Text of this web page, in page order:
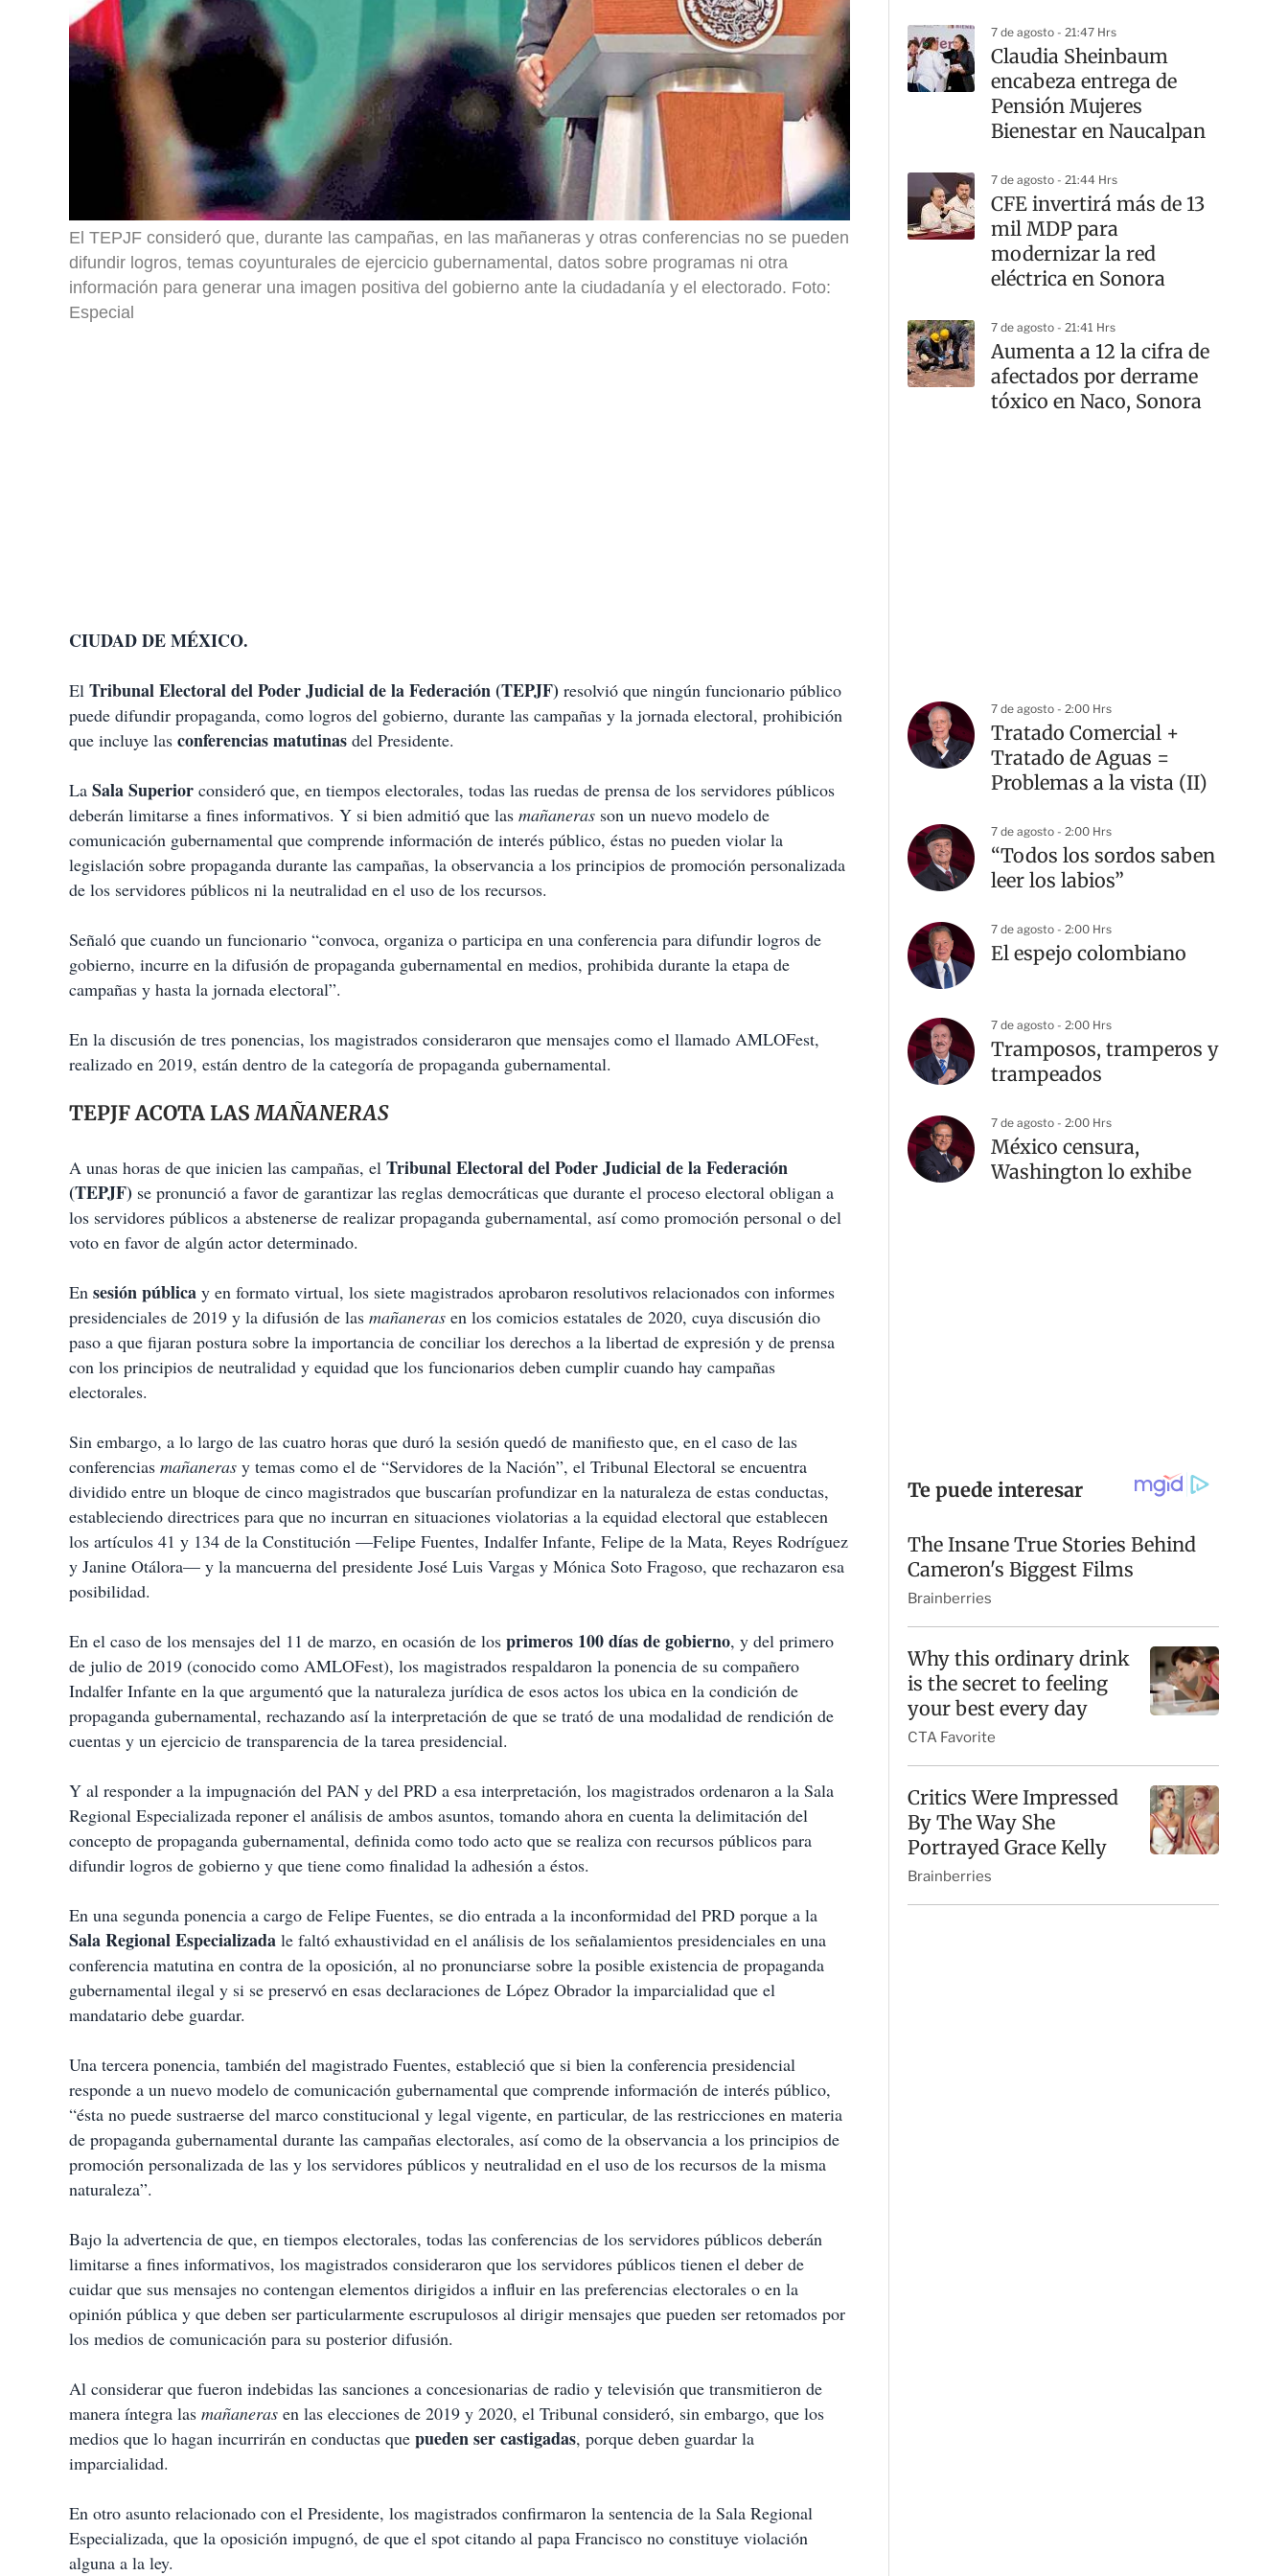
El TEPJF consideró que, durante las campañas, en las mañaneras y otras conferencias no se pueden
difundir logros, temas coyunturales de ejercicio gubernamental, datos sobre programas ni otra
información para generar una imagen positiva del gobierno ante la ciudadanía y el electorado. Foto:
Especial
CIUDAD DE MÉXICO.
El Tribunal Electoral del Poder Judicial de la Federación (TEPJF) resolvió que ningún funcionario público
puede difundir propaganda, como logros del gobierno, durante las campañas y la jornada electoral, prohibición
que incluye las conferencias matutinas del Presidente.
La Sala Superior consideró que, en tiempos electorales, todas las ruedas de prensa de los servidores públicos
deberán limitarse a fines informativos. Y si bien admitió que las mañaneras son un nuevo modelo de
comunicación gubernamental que comprende información de interés público, éstas no pueden violar la
legislación sobre propaganda durante las campañas, la observancia a los principios de promoción personalizada
de los servidores públicos ni la neutralidad en el uso de los recursos.
Señaló que cuando un funcionario “convoca, organiza o participa en una conferencia para difundir logros de
gobierno, incurre en la difusión de propaganda gubernamental en medios, prohibida durante la etapa de
campañas y hasta la jornada electoral”.
En la discusión de tres ponencias, los magistrados consideraron que mensajes como el llamado AMLOFest,
realizado en 2019, están dentro de la categoría de propaganda gubernamental.
TEPJF ACOTA LASMAÑANERAS
A unas horas de que inicien las campañas, el Tribunal Electoral del Poder Judicial de la Federación
(TEPJF) se pronunció a favor de garantizar las reglas democráticas que durante el proceso electoral obligan a
los servidores públicos a abstenerse de realizar propaganda gubernamental, así como promoción personal o del
voto en favor de algún actor determinado.
En sesión pública y en formato virtual, los siete magistrados aprobaron resolutivos relacionados con informes
presidenciales de 2019 y la difusión de las mañaneras en los comicios estatales de 2020, cuya discusión dio
paso a que fijaran postura sobre la importancia de conciliar los derechos a la libertad de expresión y de prensa
con los principios de neutralidad y equidad que los funcionarios deben cumplir cuando hay campañas
electorales.
Sin embargo, a lo largo de las cuatro horas que duró la sesión quedó de manifiesto que, en el caso de las
conferencias mañaneras y temas como el de “Servidores de la Nación”, el Tribunal Electoral se encuentra
dividido entre un bloque de cinco magistrados que buscarían profundizar en la naturaleza de estas conductas,
estableciendo directrices para que no incurran en situaciones violatorias a la equidad electoral que establecen
los artículos 41 y 134 de la Constitución —Felipe Fuentes, Indalfer Infante, Felipe de la Mata, Reyes Rodríguez
y Janine Otálora­— y la mancuerna del presidente José Luis Vargas y Mónica Soto Fragoso, que rechazaron esa
posibilidad.
En el caso de los mensajes del 11 de marzo, en ocasión de los primeros 100 días de gobierno, y del primero
de julio de 2019 (conocido como AMLOFest), los magistrados respaldaron la ponencia de su compañero
Indalfer Infante en la que argumentó que la naturaleza jurídica de esos actos los ubica en la condición de
propaganda gubernamental, rechazando así la interpretación de que se trató de una modalidad de rendición de
cuentas y un ejercicio de transparencia de la tarea presidencial.
Y al responder a la impugnación del PAN y del PRD a esa interpretación, los magistrados ordenaron a la Sala
Regional Especializada reponer el análisis de ambos asuntos, tomando ahora en cuenta la delimitación del
concepto de propaganda gubernamental, definida como todo acto que se realiza con recursos públicos para
difundir logros de gobierno y que tiene como finalidad la adhesión a éstos.
En una segunda ponencia a cargo de Felipe Fuentes, se dio entrada a la inconformidad del PRD porque a la
Sala Regional Especializada le faltó exhaustividad en el análisis de los señalamientos presidenciales en una
conferencia matutina en contra de la oposición, al no pronunciarse sobre la posible existencia de propaganda
gubernamental ilegal y si se preservó en esas declaraciones de López Obrador la imparcialidad que el
mandatario debe guardar.
Una tercera ponencia, también del magistrado Fuentes, estableció que si bien la conferencia presidencial
responde a un nuevo modelo de comunicación gubernamental que comprende información de interés público,
“ésta no puede sustraerse del marco constitucional y legal vigente, en particular, de las restricciones en materia
de propaganda gubernamental durante las campañas electorales, así como de la observancia a los principios de
promoción personalizada de las y los servidores públicos y neutralidad en el uso de los recursos de la misma
naturaleza”.
Bajo la advertencia de que, en tiempos electorales, todas las conferencias de los servidores públicos deberán
limitarse a fines informativos, los magistrados consideraron que los servidores públicos tienen el deber de
cuidar que sus mensajes no contengan elementos dirigidos a influir en las preferencias electorales o en la
opinión pública y que deben ser particularmente escrupulosos al dirigir mensajes que pueden ser retomados por
los medios de comunicación para su posterior difusión.
Al considerar que fueron indebidas las sanciones a concesionarias de radio y televisión que transmitieron de
manera íntegra las mañaneras en las elecciones de 2019 y 2020, el Tribunal consideró, sin embargo, que los
medios que lo hagan incurrirán en conductas que pueden ser castigadas, porque deben guardar la
imparcialidad.
En otro asunto relacionado con el Presidente, los magistrados confirmaron la sentencia de la Sala Regional
Especializada, que la oposición impugnó, de que el spot citando al papa Francisco no constituye violación
alguna a la ley.
7 de agosto - 21:47 Hrs
Claudia Sheinbaum
encabeza entrega de
Pensión Mujeres
Bienestar en Naucalpan
7 de agosto - 21:44 Hrs
CFE invertirá más de 13
mil MDP para
modernizar la red
eléctrica en Sonora
7 de agosto - 21:41 Hrs
Aumenta a 12 la cifra de
afectados por derrame
tóxico en Naco, Sonora
7 de agosto - 2:00 Hrs
Tratado Comercial +
Tratado de Aguas =
Problemas a la vista (II)
7 de agosto - 2:00 Hrs
“Todos los sordos saben
leer los labios”
7 de agosto - 2:00 Hrs
El espejo colombiano
7 de agosto - 2:00 Hrs
Tramposos, tramperos y
trampeados
7 de agosto - 2:00 Hrs
México censura,
Washington lo exhibe